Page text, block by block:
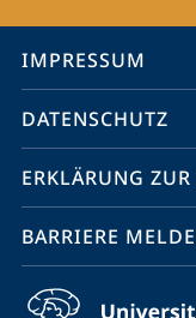
Service-
Navigation
IMPRESSUM
DATENSCHUTZ
ERKLÄRUNG
BARRIERE